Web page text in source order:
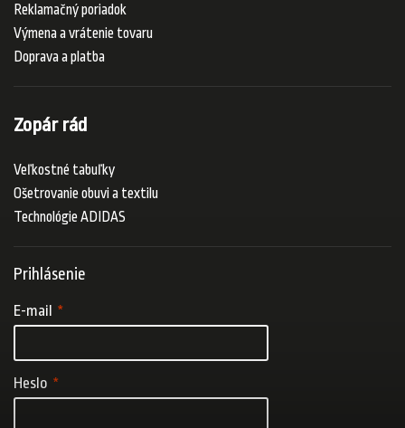
Reklamačný poriadok
Výmena a vrátenie tovaru
Doprava a platba
Zopár rád
Veľkostné tabuľky
Ošetrovanie obuvi a textilu
Technológie ADIDAS
Prihlásenie
E-mail
Heslo